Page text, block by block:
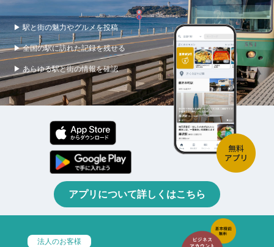
▶ 駅と街の魅力やグルメを投稿
▶ 全国の駅に訪れた記録を残せる
▶ あらゆる駅と街の情報を確認
アプリについて詳しくはこちら
法人のお客様